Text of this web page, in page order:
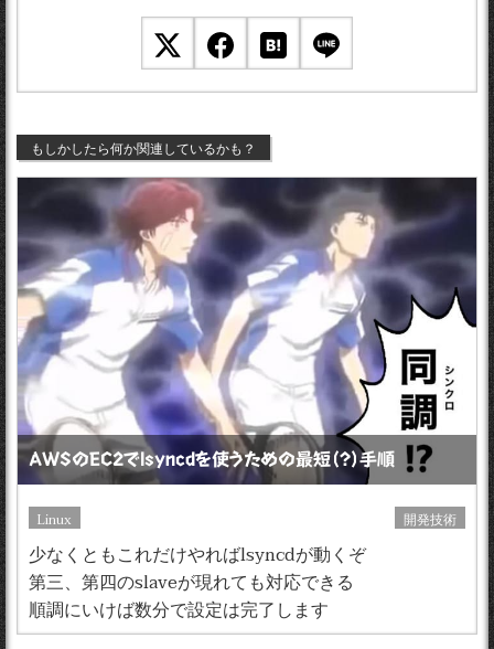
もしかしたら何か関連しているかも？
AWSのEC2でlsyncdを使うための最短（？）手順
Linux 開発技術
少なくともこれだけやればlsyncdが動くぞ
第三、第四のslaveが現れても対応できる
順調にいけば数分で設定は完了します